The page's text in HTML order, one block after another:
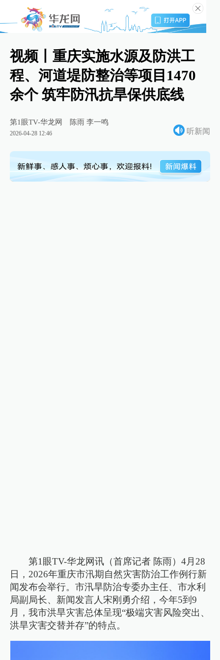
视频丨重庆实施水源及防洪工
程、河道堤防整治等项目1470
余个 筑牢防汛抗旱保供底线
第1眼TV-华龙网 陈雨 李一鸣
2026-04-28 12:46 听新闻
第1眼TV-华龙网讯（首席记者 陈雨）4月28
日，2026年重庆市汛期自然灾害防治工作例行新
闻发布会举行。市汛旱防治专委办主任、市水利
局副局长、新闻发言人宋刚勇介绍，今年5到9
月，我市洪旱灾害总体呈现“极端灾害风险突出、
洪旱灾害交替并存”的特点。